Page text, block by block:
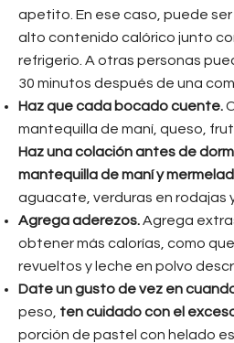
apetito. En ese caso, puede
alto contenido calórico junto
refrigerio. A otras personas
30 minutos después de una
Haz que cada bocado cuente.
mantequilla de maní, queso,
Haz una colación antes de
mantequilla de maní y
aguacate, verduras en rodajas
Agrega aderezos.Agrega
obtener más calorías, como
revueltos y leche en polvo
Date un gusto de vez en
peso, ten cuidado con el
porción de pastel con helado